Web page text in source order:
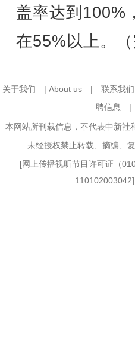
盖率达到100%
在55%以上。（
关于我们 | About us | 联系我们
聘信息
|
本网站所刊载信息，不代表中新社
未经授权禁止转载、摘编、
[网上传播视听节目许可证（